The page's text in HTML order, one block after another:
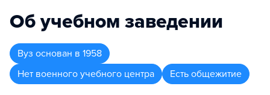
Об учебном заведении
Вуз основан в 1958
Нет военного учебного центра
Есть общежитие